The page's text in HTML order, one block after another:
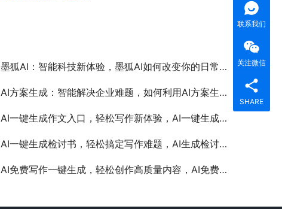
墨狐AI：智能科技新体验，墨狐AI如何改变你的日常生活
AI方案生成：智能解决企业难题，如何利用AI方案生成提升工作效率
AI一键生成作文入口，轻松写作新体验，AI一键生成作文入口的使用方法与优势分析
AI一键生成检讨书，轻松搞定写作难题，AI生成检讨书工具推荐与使用教程
AI免费写作一键生成，轻松创作高质量内容，AI免费写作工具如何提升文章创作效率
联系我们
关注微信
SHARE